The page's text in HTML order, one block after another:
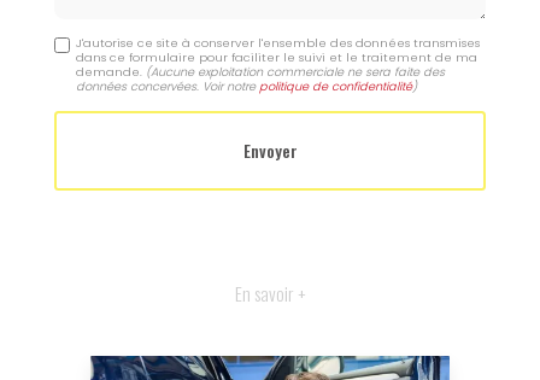
J'autorise ce site à conserver l'ensemble des données transmises
dans ce formulaire pour faciliter le suivi et le traitement de ma
demande. (Aucune exploitation commerciale ne sera faite des
données concervées. Voir notrepolitique de confidentialité)
En savoir +